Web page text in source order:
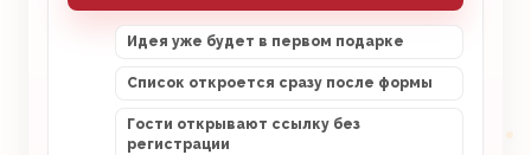
Идея уже будет в первом подарке
Список откроется сразу после формы
Гости открывают ссылку без
регистрации